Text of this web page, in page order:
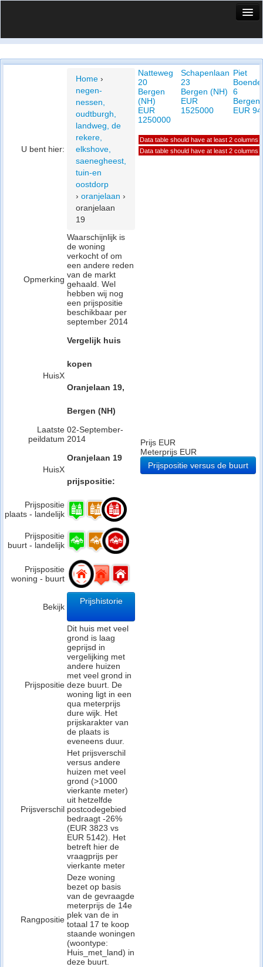
Vergelijk prijsposities - wijk
Privacy beleid
U bent hier:
Home ›
negen-
nessen,
oudtburgh,
landweg, de
rekere,
elkshove,
saenegheest,
tuin-en
oostdorp
› oranjelaan ›
oranjelaan
19
Opmerking
Waarschijnlijk is
de woning
verkocht of om
een andere reden
van de markt
gehaald. Wel
hebben wij nog
een prijspositie
beschikbaar per
september 2014
HuisX
Vergelijk huis
kopen
Oranjelaan 19,
Bergen (NH)
Laatste
peildatum
02-September-
2014
HuisX
Oranjelaan 19
prijspositie:
Prijspositie
plaats - landelijk
Prijspositie
buurt - landelijk
Prijspositie
woning - buurt
Bekijk
Prijshistorie
Prijspositie
Dit huis met veel
grond is laag
geprijsd in
vergelijking met
andere huizen
met veel grond in
deze buurt. De
woning ligt in een
qua meterprijs
dure wijk. Het
prijskarakter van
de plaats is
eveneens duur.
Prijsverschil
Het prijsverschil
versus andere
huizen met veel
grond (>1000
vierkante meter)
uit hetzelfde
postcodegebied
bedraagt -26%
(EUR 3823 vs
EUR 5142). Het
betreft hier de
vraagprijs per
vierkante meter
Rangpositie
Deze woning
bezet op basis
van de gevraagde
meterprijs de 14e
plek van de in
totaal 17 te koop
staande woningen
(woontype:
Huis_met_land) in
deze buurt.
Natteweg
20
Bergen
(NH)
EUR
1250000
Schapenlaan
23
Bergen (NH)
EUR
1525000
Piet
6
Bergen
EUR
Data table should have at least 2 columns
Data table should have at least 2 columns
Prijs EUR
Meterprijs EUR
Prijspositie versus de buurt